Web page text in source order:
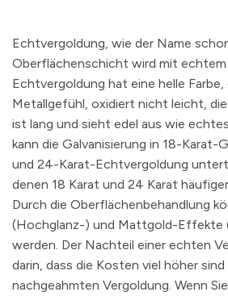
Echtvergoldung, wie der Name
Oberflächenschicht wird mit
Echtvergoldung hat eine helle Farbe,
Metallgefühl, oxidiert nicht leicht,
ist lang und sieht edel aus wie
kann die Galvanisierung in 18-Karat-
und 24-Karat-Echtvergoldung
denen 18 Karat und 24 Karat
Durch die Oberflächenbehandlung
(Hochglanz-) und Mattgold-Effekte
werden. Der Nachteil einer echten
darin, dass die Kosten viel höher sind
nachgeahmten Vergoldung. Wenn